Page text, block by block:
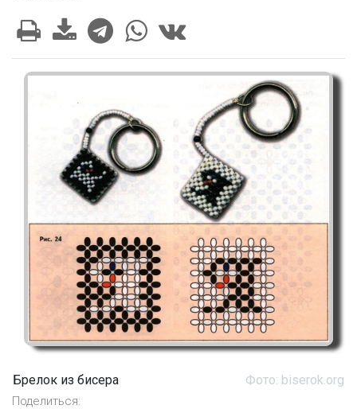
Брелок из бисера Фото: biserok.org
Поделиться: